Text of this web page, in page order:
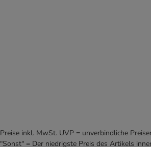
Preise inkl. MwSt. UVP = unverbindliche
"Sonst" = Der niedrigste Preis des Artikels